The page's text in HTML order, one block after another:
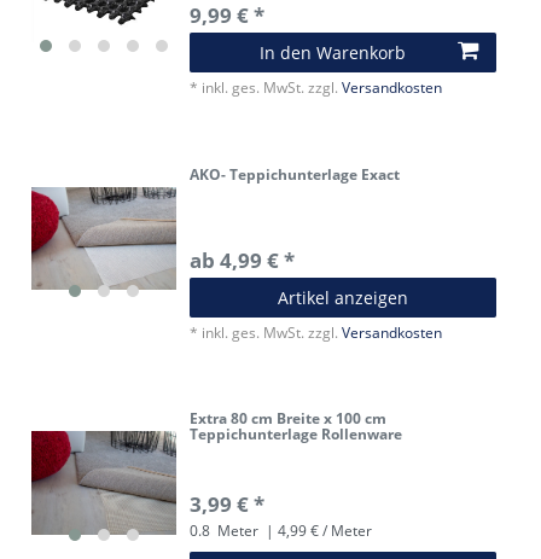
9,99 € *
In den Warenkorb
* inkl. ges. MwSt. zzgl.Versandkosten
AKO- Teppichunterlage Exact
ab 4,99 € *
Artikel anzeigen
* inkl. ges. MwSt. zzgl.Versandkosten
Extra 80 cm Breite x 100 cm
Teppichunterlage Rollenware
3,99 € *
0.8 Meter | 4,99 € / Meter